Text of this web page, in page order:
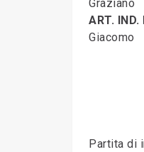
Graziano
ART. IND.
Giacomo
Partita di